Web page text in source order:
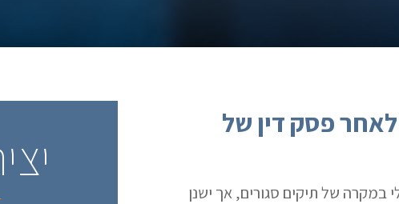
פסק דין של
במקרה של תיקים סגורים, אך ישנן